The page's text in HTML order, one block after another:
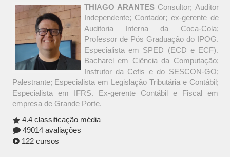
THIAGO ARANTESConsultor; Auditor
Independente; Contador; ex-gerente de
Auditoria Interna da Coca-Cola;
Professor de Pós Graduação do IPOG.
Especialista em SPED (ECD e ECF).
Bacharel em Ciência da Computação;
Instrutor da Cefis e do SESCON-GO;
Palestrante; Especialista em Legislação Tributária e Contábil;
Especialista em IFRS. Ex-gerente Contábil e Fiscal em
empresa de Grande Porte.
4.4 classificação média
49014 avaliações
122 cursos